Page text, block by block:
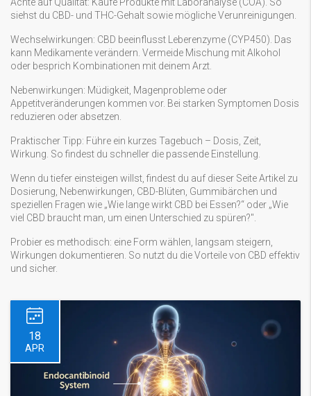
siehst du CBD- und THC-Gehalt sowie mögliche Verunreinigungen.
Wechselwirkungen: CBD beeinflusst Leberenzyme (CYP450). Das
kann Medikamente verändern. Vermeide Mischung mit Alkohol
oder besprich Kombinationen mit deinem Arzt.
Nebenwirkungen: Müdigkeit, Magenprobleme oder
Appetitveränderungen kommen vor. Bei starken Symptomen Dosis
reduzieren oder absetzen.
Praktischer Tipp: Führe ein kurzes Tagebuch – Dosis, Zeit,
Wirkung. So findest du schneller die passende Einstellung.
Wenn du tiefer einsteigen willst, findest du auf dieser Seite Artikel zu
Dosierung, Nebenwirkungen, CBD-Blüten, Gummibärchen und
speziellen Fragen wie „Wie lange wirkt CBD bei Essen?“ oder „Wie
viel CBD braucht man, um einen Unterschied zu spüren?".
Probier es methodisch: eine Form wählen, langsam steigern,
Wirkungen dokumentieren. So nutzt du die Vorteile von CBD effektiv
und sicher.
18
APR